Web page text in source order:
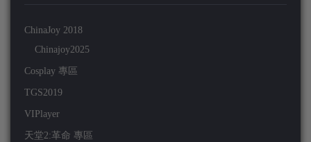
ChinaJoy 2018
Chinajoy2025
Cosplay 專區
TGS2019
VIPlayer
天堂2:革命 專區